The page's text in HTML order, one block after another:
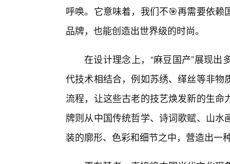
呼唤。它意味着，我们不🎯再需要依
品牌，也能创造出世界级的时尚。
在设计理念上，“麻豆国产”展现
代技术相结合，例如苏绣、缂丝等非
流程，让这些古老的技艺焕发新的生
牌则从中国传统哲学、诗词歌赋、山
装的廓形、色彩和细节之中，营造出一